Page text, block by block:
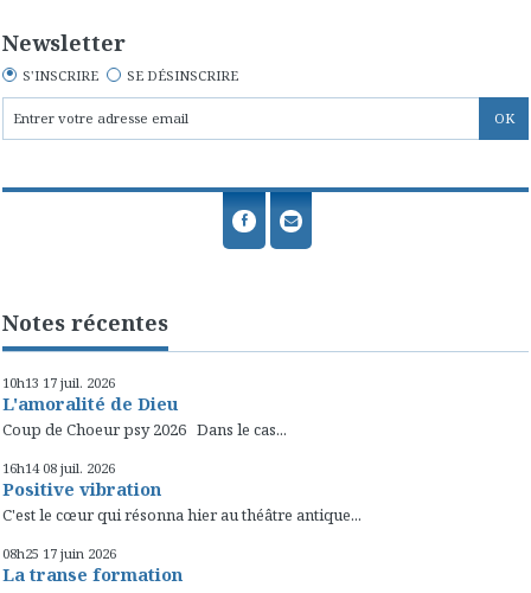
Newsletter
S'INSCRIRE SE DÉSINSCRIRE
Notes récentes
10h13 17 juil. 2026
L'amoralité de Dieu
Coup de Choeur psy 2026 Dans le cas...
16h14 08 juil. 2026
Positive vibration
C'est le cœur qui résonna hier au théâtre antique...
08h25 17 juin 2026
La transe formation